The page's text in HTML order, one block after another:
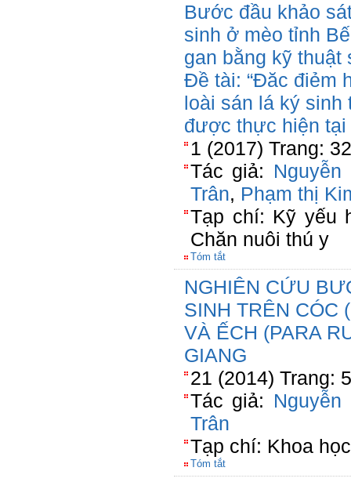
Bước đầu khảo
sinh ở mèo tỉnh
gan bằng kỹ thuật
Đề tài: “Đăc điẻm
loài sán lá ký sinh
được thực hiện tại
1 (2017) Trang:
Tác giả:
Trân, Phạm thị
Tạp chí: Kỹ yếu
Chăn nuôi thú y
Tóm tắt
NGHIÊN CỨU
SINH TRÊN CÓC
VÀ ẾCH (PARA
GIANG
21 (2014) Trang:
Tác giả:
Trân
Tạp chí: Khoa
Tóm tắt